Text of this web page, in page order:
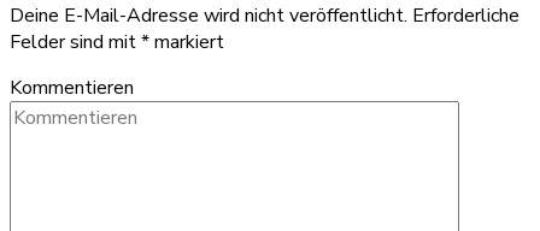
Deine E-Mail-Adresse wird nicht veröffentlicht. Erforderliche
Felder sind mit*markiert
Kommentieren